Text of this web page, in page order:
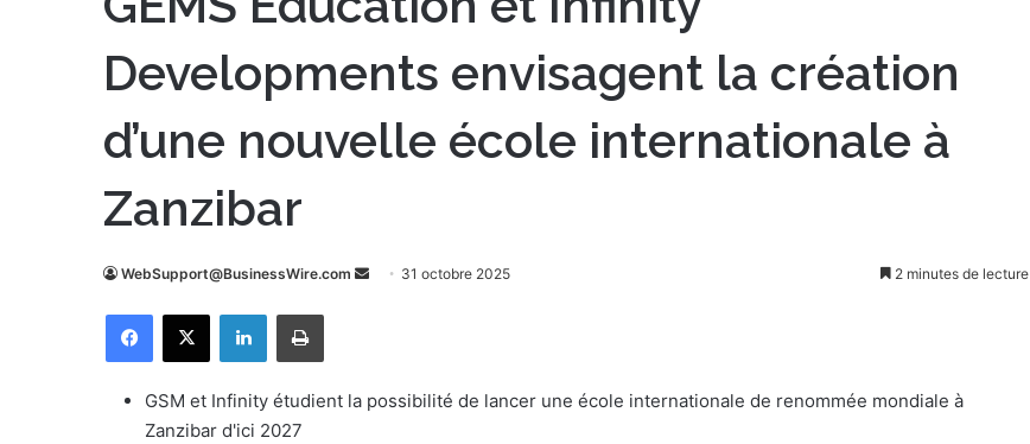
Developments envisagent la création
d’une nouvelle école internationale à
Zanzibar
WebSupport@BusinessWire.com
e
31 octobre 2025 2 minutes de lecture
GSM et Infinity étudient la possibilité de lancer une école internationale de renommée mondiale à
Zanzibar d'ici 2027